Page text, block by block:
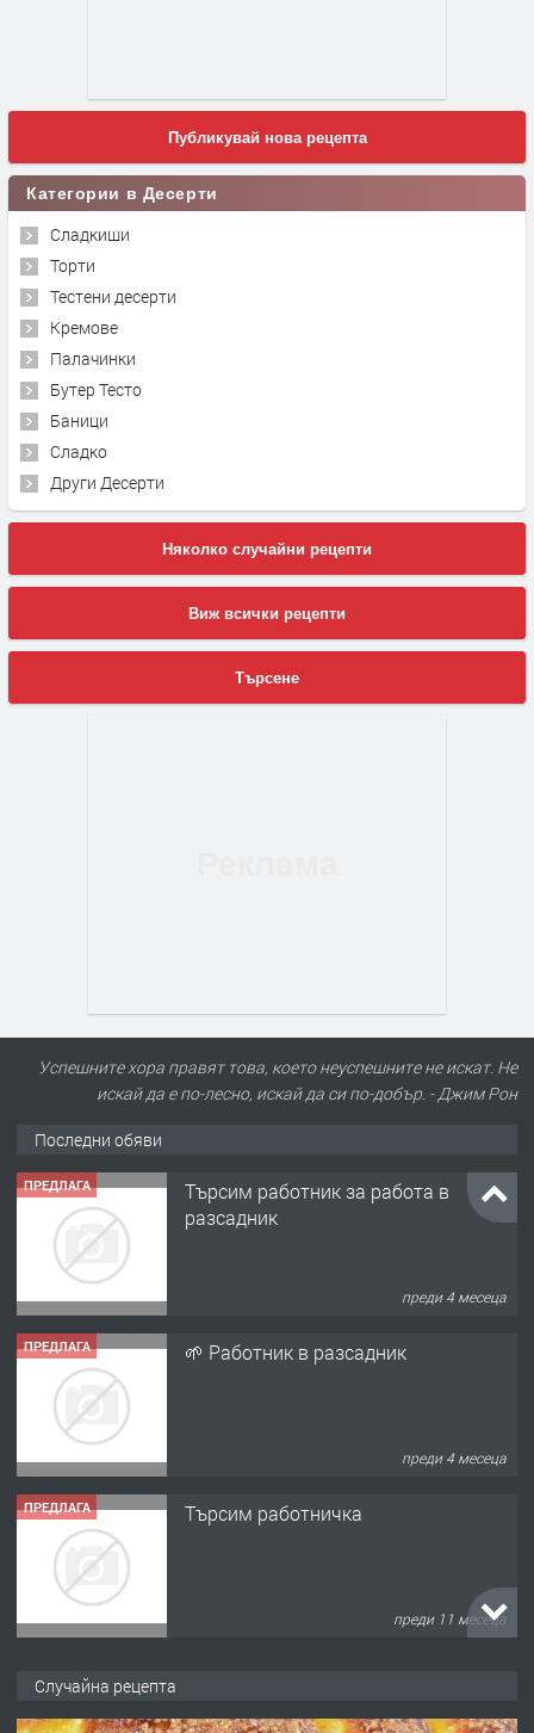
Публикувай нова рецепта
Категории в Десерти
Сладкиши
Торти
Тестени десерти
Кремове
Палачинки
Бутер Тесто
Баници
Сладко
Други Десерти
Няколко случайни рецепти
Виж всички рецепти
Търсене
Успешните хора правят това, което неуспешните не искат. Не
искай да е по-лесно, искай да си по-добър. - Джим Рон
Последни обяви
ПРЕДЛАГА
Търсим работник за работа в
разсадник
преди 4 месеца
ПРЕДЛАГА 🌱 Работник в разсадник
преди 4 месеца
ПРЕДЛАГА Търсим работничка
преди 11 месеца
Случайна рецепта